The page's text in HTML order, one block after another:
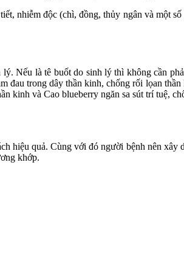
nhiễm độc (chì, đồng, thủy ngân và một
Nếu là tê buốt do sinh lý thì không cần
trong dây thần kinh, chống rối lọan
kinh và Cao blueberry ngăn sa sút trí tuệ,
hiệu quả. Cùng với đó người bệnh nên
khớp.